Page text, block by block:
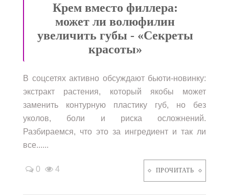
Крем вместо филлера:
может ли волюфилин
увеличить губы - «Секреты
красоты»
В соцсетях активно обсуждают бьюти-новинку:
экстракт растения, который якобы может
заменить контурную пластику губ, но без
уколов, боли и риска осложнений.
Разбираемся, что это за ингредиент и так ли
все......
0 4 ПРОЧИТАТЬ